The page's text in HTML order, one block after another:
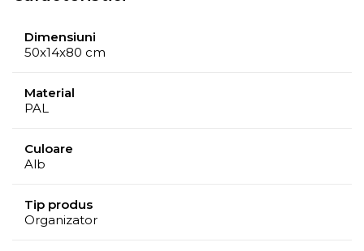
Dimensiuni
50x14x80 cm
Material
PAL
Culoare
Alb
Tip produs
Organizator